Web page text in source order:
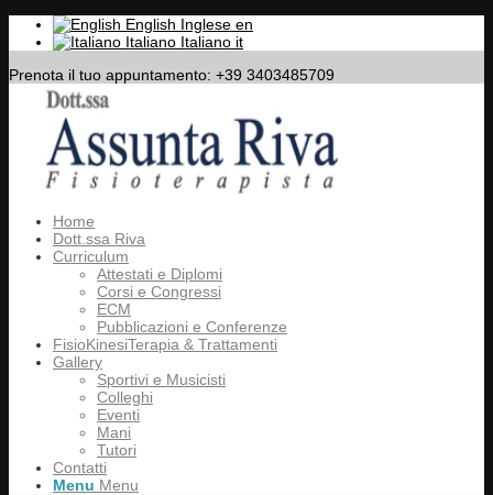
English Inglese en
Italiano Italiano it
Prenota il tuo appuntamento: +39 3403485709
Home
Dott.ssa Riva
Curriculum
Attestati e Diplomi
Corsi e Congressi
ECM
Pubblicazioni e Conferenze
FisioKinesiTerapia & Trattamenti
Gallery
Sportivi e Musicisti
Colleghi
Eventi
Mani
Tutori
Contatti
Menu Menu